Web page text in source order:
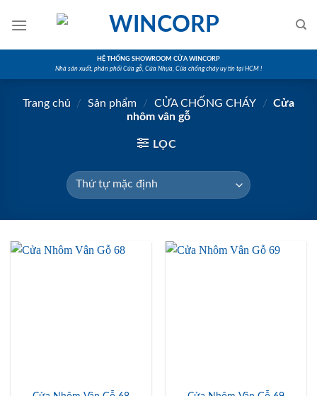
HỆ THỐNG SHOWROOM CỬA WINCORP
Nhà sản xuất, phân phối Cửa gỗ, Cửa Nhựa, Cửa chống cháy uy tín tại HCM !
Trang chủ / Sản phẩm / CỬA CHỐNG CHÁY / Cửa
nhôm vân gỗ
LỌC